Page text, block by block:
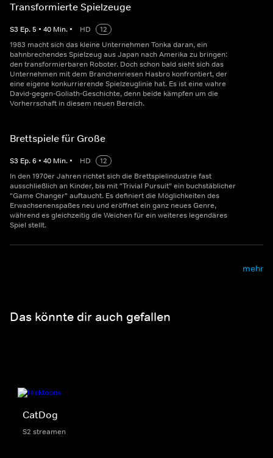
Transformierte Spielzeuge
S3 Ep.5 • 40 Min. • HD
12
1983 macht sich das kleine Unternehmen Tonka daran, ein
bahnbrechendes Spielzeug aus Japan nach Amerika zu bringen:
den transformierbaren Roboter. Doch schon bald sieht sich das
Unternehmen mit dem Branchenriesen Hasbro konfrontiert, der
eine eigene konkurrierende Spielzeuglinie hat. Es ist eine wahre
David-gegen-Goliath-Geschichte, denn beide kämpfen um die
Vorherrschaft in diesem neuen Bereich.
Brettspiele für Große
S3 Ep.6 • 40 Min. • HD
12
In den 1970er Jahren richtet sich die Brettspielindustrie fast
ausschließlich an Kinder, bis mit "Trivial Pursuit" ein buchstäblicher
"Game Changer" auftaucht. Es definiert die Möglichkeiten des
Erwachsenenspaßes neu und eröffnet ein ganz neues Genre,
während es gleichzeitig die Weichen für ein weiteres legendäres
Spiel stellt.
mehr
Das könnte dir auch gefallen
CatDog
S2 streamen